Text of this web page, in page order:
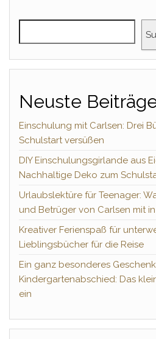
Neuste
Einschulung mit Carlsen: Drei
Schulstart versüßen
DIY Einschulungsgirlande aus
Nachhaltige Deko zum
Urlaubslektüre für Teenager:
und Betrüger von Carlsen mit
Kreativer Ferienspaß für
Lieblingsbücher für die Reise
Ein ganz besonderes
Kindergartenabschied: Das
ein